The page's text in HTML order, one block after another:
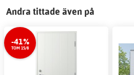
Andra tittade även på
-41%
TOM 15/8